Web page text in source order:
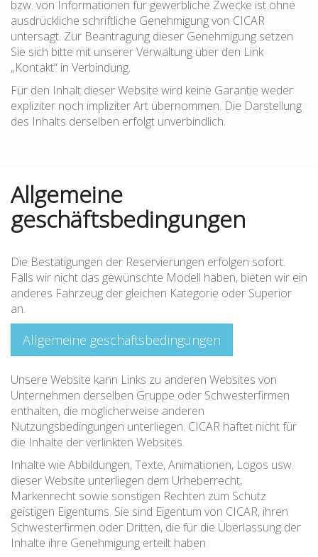
bzw. von Informationen für gewerbliche Zwecke ist ohne
ausdrückliche schriftliche Genehmigung von CICAR
untersagt. Zur Beantragung dieser Genehmigung setzen
Sie sich bitte mit unserer Verwaltung über den Link
„Kontakt“ in Verbindung.
Für den Inhalt dieser Website wird keine Garantie weder
expliziter noch impliziter Art übernommen. Die Darstellung
des Inhalts derselben erfolgt unverbindlich.
Allgemeine
geschäftsbedingungen
Die Bestätigungen der Reservierungen erfolgen sofort.
Falls wir nicht das gewünschte Modell haben, bieten wir ein
anderes Fahrzeug der gleichen Kategorie oder Superior
an.
Allgemeine geschäftsbedingungen
Unsere Website kann Links zu anderen Websites von
Unternehmen derselben Gruppe oder Schwesterfirmen
enthalten, die möglicherweise anderen
Nutzungsbedingungen unterliegen. CICAR haftet nicht für
die Inhalte der verlinkten Websites.
Inhalte wie Abbildungen, Texte, Animationen, Logos usw.
dieser Website unterliegen dem Urheberrecht,
Markenrecht sowie sonstigen Rechten zum Schutz
geistigen Eigentums. Sie sind Eigentum von CICAR, ihren
Schwesterfirmen oder Dritten, die für die Überlassung der
Inhalte ihre Genehmigung erteilt haben